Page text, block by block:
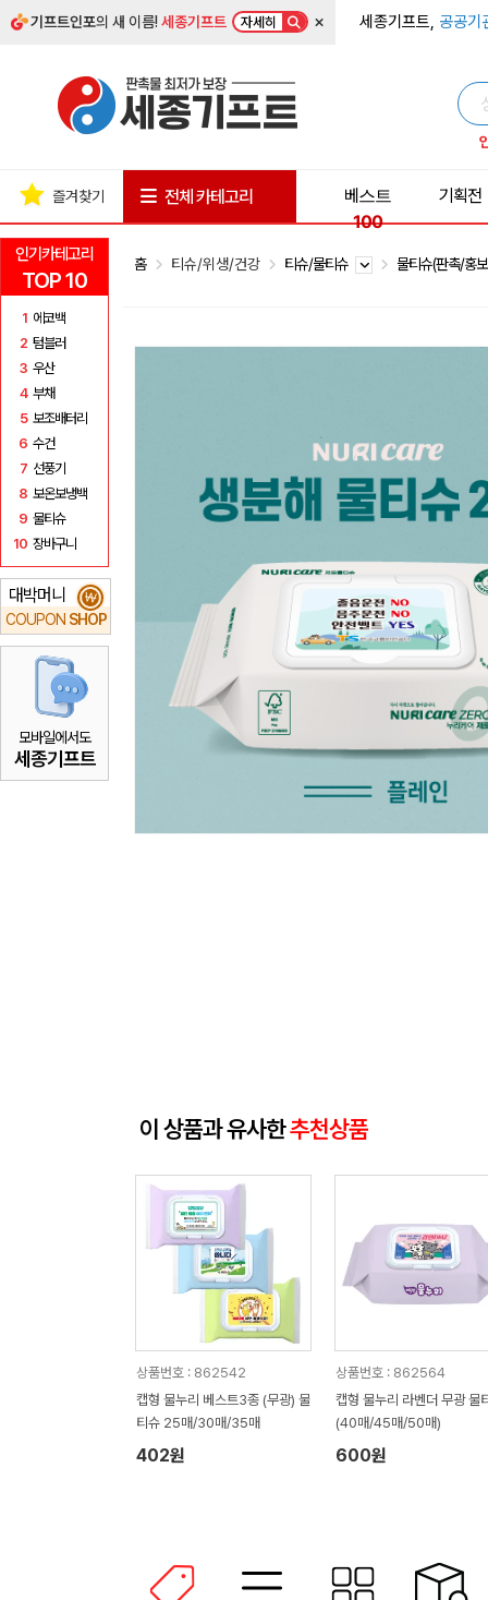
기프트인포의 새 이름!세종기프트 자세히 × 세종기프트, 공공기
인기카테고리
TOP 10
1 에코백
2 텀블러
3 우산
4 부채
5 보조배터리
6 수건
7 선풍기
8 보온보냉백
9 물티슈
10 장바구니
대박머니
COUPON SHOP
₩
모바일에서도
세종기프트
즐겨찾기 전체 카테고리
베스트
100
기획전
홈 티슈/위생/건강 티슈/물티슈 물티슈(판촉/홍
이 상품과 유사한추천상품
상품번호 : 862542
캡형 물누리 베스트3종 (무광) 물
티슈 25매/30매/35매
402원
상품번호 : 862564
캡형 물누리 라벤더 무광 물
(40매/45매/50매)
600원